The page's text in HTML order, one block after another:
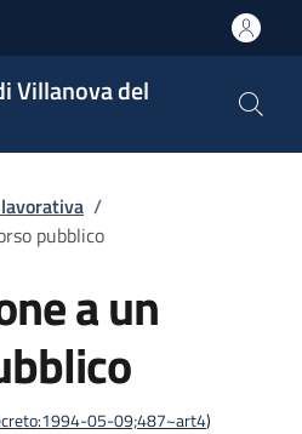
Villanova del
/
pubblico
a un
05-09;487~art4)